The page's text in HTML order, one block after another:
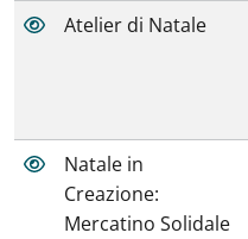
Atelier di Natale
Natale in
Creazione:
Mercatino Solidale